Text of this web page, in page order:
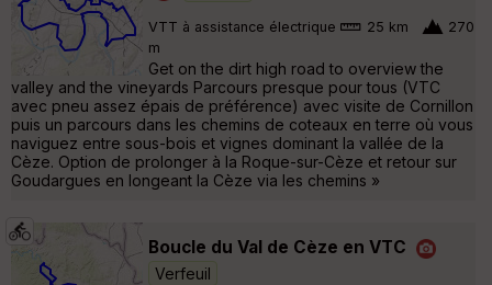
VTT à assistance électrique 25 km
270
m
Get on the dirt high road to overview the
valley and the vineyards Parcours presque pour tous (VTC
avec pneu assez épais de préférence) avec visite de Cornillon
puis un parcours dans les chemins de coteaux en terre où vous
naviguez entre sous-bois et vignes dominant la vallée de la
Cèze. Option de prolonger à la Roque-sur-Cèze et retour sur
Goudargues en longeant la Cèze via les chemins »
Boucle du Val de Cèze en VTC
Verfeuil